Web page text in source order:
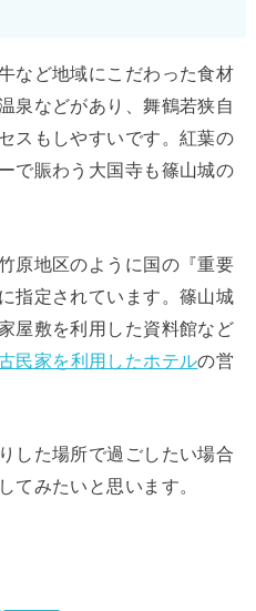
など地域にこだわった食材
泉などがあり、舞鶴若狭自
スもしやすいです。紅葉の
で賑わう大国寺も篠山城の
原地区のように国の『重要
指定されています。篠山城
屋敷を利用した資料館など
民家を利用したホテルの営
した場所で過ごしたい場合
てみたいと思います。